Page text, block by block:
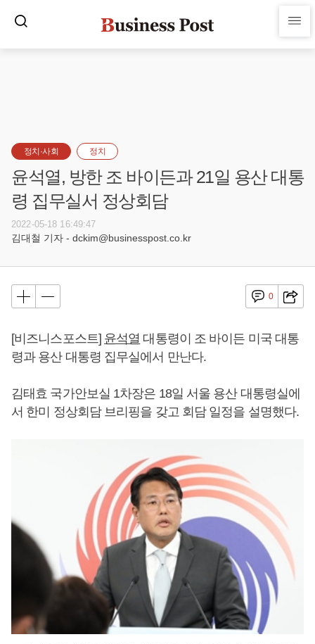
정치·사회 정치
윤석열, 방한 조 바이든과 21일 용산 대통
령 집무실서 정상회담
2022-05-18 16:49:47
김대철 기자 - dckim@businesspost.co.kr
0
[비즈니스포스트] 윤석열 대통령이 조 바이든 미국 대통
령과 용산 대통령 집무실에서 만난다.
김태효 국가안보실 1차장은 18일 서울 용산 대통령실에
서 한미 정상회담 브리핑을 갖고 회담 일정을 설명했다.